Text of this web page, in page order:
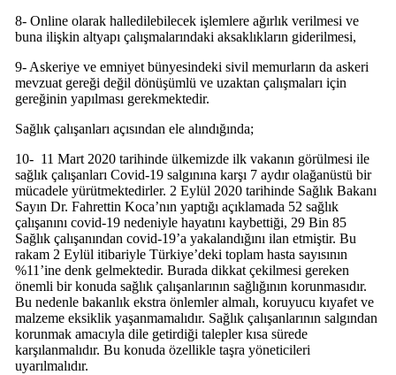
8- Online olarak halledilebilecek işlemlere ağırlık verilmesi ve
buna ilişkin altyapı çalışmalarındaki aksaklıkların giderilmesi,
9- Askeriye ve emniyet bünyesindeki sivil memurların da askeri
mevzuat gereği değil dönüşümlü ve uzaktan çalışmaları için
gereğinin yapılması gerekmektedir.
Sağlık çalışanları açısından ele alındığında;
10- 11 Mart 2020 tarihinde ülkemizde ilk vakanın görülmesi ile
sağlık çalışanları Covid-19 salgınına karşı 7 aydır olağanüstü bir
mücadele yürütmektedirler. 2 Eylül 2020 tarihinde Sağlık Bakanı
Sayın Dr. Fahrettin Koca’nın yaptığı açıklamada 52 sağlık
çalışanını covid-19 nedeniyle hayatını kaybettiği, 29 Bin 85
Sağlık çalışanından covid-19’a yakalandığını ilan etmiştir. Bu
rakam 2 Eylül itibariyle Türkiye’deki toplam hasta sayısının
%11’ine denk gelmektedir. Burada dikkat çekilmesi gereken
önemli bir konuda sağlık çalışanlarının sağlığının korunmasıdır.
Bu nedenle bakanlık ekstra önlemler almalı, koruyucu kıyafet ve
malzeme eksiklik yaşanmamalıdır. Sağlık çalışanlarının salgından
korunmak amacıyla dile getirdiği talepler kısa sürede
karşılanmalıdır. Bu konuda özellikle taşra yöneticileri
uyarılmalıdır.